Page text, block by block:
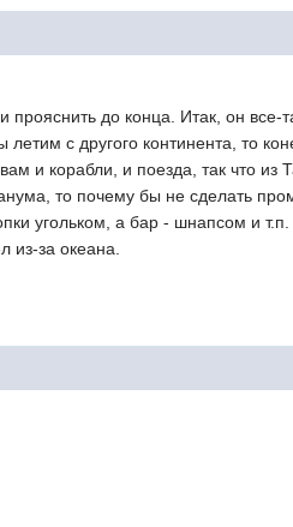
до конца. Итак, он все-
с другого континента, то
и корабли, и поезда, так что из
то почему бы не сделать
угольком, а бар - шнапсом и т.п.
из-за океана.